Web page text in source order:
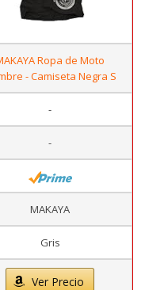
Ropa de Moto
- Camiseta Negra S
-
-
MAKAYA
Gris
Ver Precio